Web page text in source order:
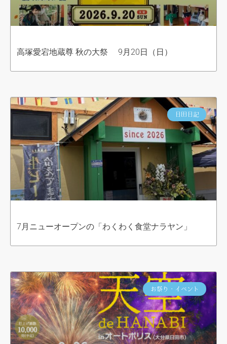
高塚愛宕地蔵尊 秋の大祭 9月20日（日）
日田日記
7月ニューオープンの「わくわく食堂ナラヤン」
お祭り・イベント